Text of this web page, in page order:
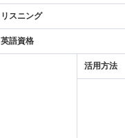
リスニング
英語資格
活用方法